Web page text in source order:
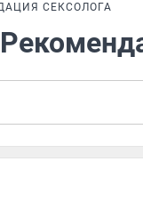
СЕКСОЛОГА